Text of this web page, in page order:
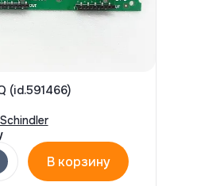
(id.591466)
Schindler
В корзину